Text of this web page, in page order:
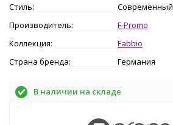
Стиль:
Современный
Производитель:
F-Promo
Коллекция:
Fabbio
Страна бренда:
Германия
В наличии на складе